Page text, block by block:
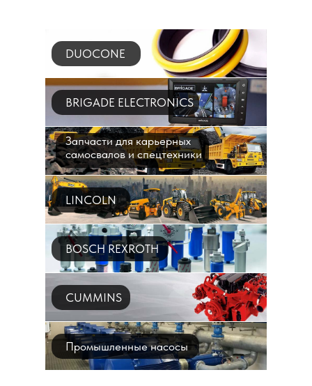
DUOCONE
BRIGADE ELECTRONICS
Запчасти для карьерных
самосвалов и спецтехники
LINCOLN
BOSCH REXROTH
CUMMINS
Промышленные насосы